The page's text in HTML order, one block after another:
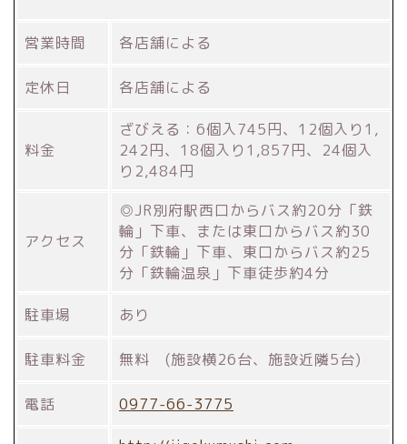
営業時間 各店舗による
定休日 各店舗による
料金
ざびえる：6個入745円、12個入り1,
242円、18個入り1,857円、24個入
り2,484円
アクセス
◎JR別府駅西口からバス約20分「鉄
輪」下車、または東口からバス約30
分「鉄輪」下車、東口からバス約25
分「鉄輪温泉」下車徒歩約4分
駐車場 あり
駐車料金 無料 (施設横26台、施設近隣5台)
電話 0977-66-3775